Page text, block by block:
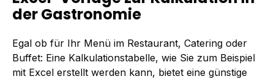
der Gastronomie
Egal ob für Ihr Menü im Restaurant, Catering oder
Buffet: Eine Kalkulationstabelle, wie Sie zum Beispiel
mit Excel erstellt werden kann, bietet eine günstige